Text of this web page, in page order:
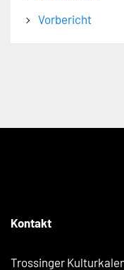
Vorbericht
Kontakt
Trossinger